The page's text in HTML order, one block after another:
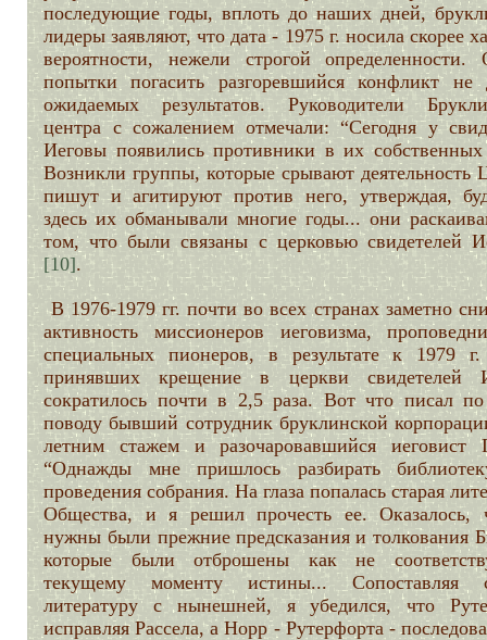
последующие годы, вплоть до наших дней,
лидеры заявляют, что дата - 1975 г. носила скорее
вероятности, нежели строгой определенности.
попытки погасить разгоревшийся конфликт не
ожидаемых результатов. Руководители
центра с сожалением отмечали: “Сегодня у
Иеговы появились противники в их собственных
Возникли группы, которые срывают деятельность
пишут и агитируют против него, утверждая,
здесь их обманывали многие годы... они
том, что были связаны с церковью свидетелей
[10].
В 1976-1979 гг. почти во всех странах заметно
активность миссионеров иеговизма,
специальных пионеров, в результате к 1979
принявших крещение в церкви свидетелей
сократилось почти в 2,5 раза. Вот что писал
поводу бывший сотрудник бруклинской
летним стажем и разочаровавшийся иеговист
“Однажды мне пришлось разбирать
проведения собрания. На глаза попалась старая
Общества, и я решил прочесть ее. Оказалось,
нужны были прежние предсказания и толкования
которые были отброшены как не
текущему моменту истины... Сопоставляя
литературу с нынешней, я убедился, что
исправляя Рассела, а Норр - Рутерфорта -